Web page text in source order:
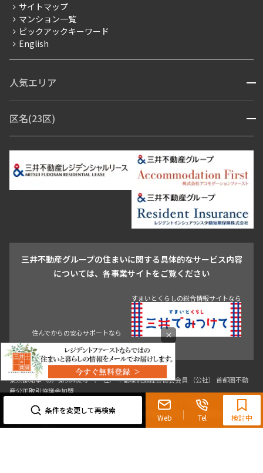
条件を変更して再検索
Web Tel
0120-321-719
9:30~18:00（水曜定休）
検討中
賃料改定
フリーレント
ペット可
ブランドマンション
サイトマップ
マンション一覧
ピックアックキーワード
English
人気エリア 開閉
青山・表参道・原宿
市ヶ谷・神楽坂・飯田橋
三田・芝・浜松町
芝浦・汐留・品川
月島・勝どき・豊洲
本郷・春日・小石川
新宿・代々木
目白・高田馬場・早稲田
祐天寺・学芸大学・自由が丘
池袋・板橋・王子
青山 渋谷 東京・大手町 新宿 品川
目黒・中目黒
区名(23区) 開閉
江東区 台東区 墨田区
中野区
豊島区
杉並区 板橋区 練馬区 荒川区
足立区
葛飾区
江戸川区
三井不動産グループの住まいに関する具体的なサービス内容
については、各事業サイトをご覧ください
住んでからの安心サポートなら
すまいとくらしの総合情報サイトなら
東京都知事（3）第96482号 （一社） 不動産流通経営協会会員 （公社） 首都圏不動
産公正取引協議会加盟
〒107-0052 東京都港区赤坂八丁目4番14号 青山タワープレイス4階
三井の賃貸「いちばんに、住む人のこと。」 東京都心を中心とした豊富な賃貸マン
ションのご紹介。
×